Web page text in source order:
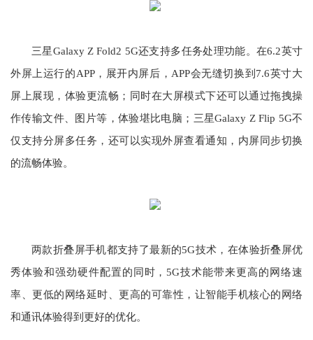
三星Galaxy Z Fold2 5G还支持多任务处理功能。在6.2英寸
外屏上运行的APP，展开内屏后，APP会无缝切换到7.6英寸大
屏上展现，体验更流畅；同时在大屏模式下还可以通过拖拽操
作传输文件、图片等，体验堪比电脑；三星Galaxy Z Flip 5G不
仅支持分屏多任务，还可以实现外屏查看通知，内屏同步切换
的流畅体验。
两款折叠屏手机都支持了最新的5G技术，在体验折叠屏优
秀体验和强劲硬件配置的同时，5G技术能带来更高的网络速
率、更低的网络延时、更高的可靠性，让智能手机核心的网络
和通讯体验得到更好的优化。